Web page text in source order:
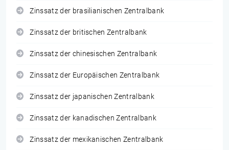
Zinssatz der brasilianischen Zentralbank
Zinssatz der britischen Zentralbank
Zinssatz der chinesischen Zentralbank
Zinssatz der Europäischen Zentralbank
Zinssatz der japanischen Zentralbank
Zinssatz der kanadischen Zentralbank
Zinssatz der mexikanischen Zentralbank